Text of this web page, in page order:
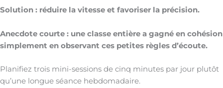
Solution : réduire la vitesse et favoriser la précision.
Anecdote courte : une classe entière a gagné en cohésion
simplement en observant ces petites règles d’écoute.
Planifiez trois mini-sessions de cinq minutes par jour plutôt
qu’une longue séance hebdomadaire.